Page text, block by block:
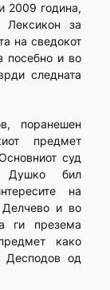
2009 година,
Лексикон за
на сведокот
посебно и во
следната
поранешен
предмет
суд
Душко бил
на
и во
ги презема
како
Десподов од